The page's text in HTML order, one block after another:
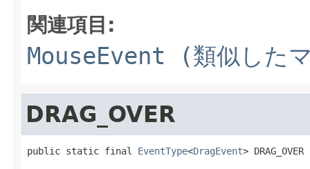
関連項目:
MouseEvent (類似した
DRAG_OVER
public static final EventType<DragEvent> DRAG_OVER